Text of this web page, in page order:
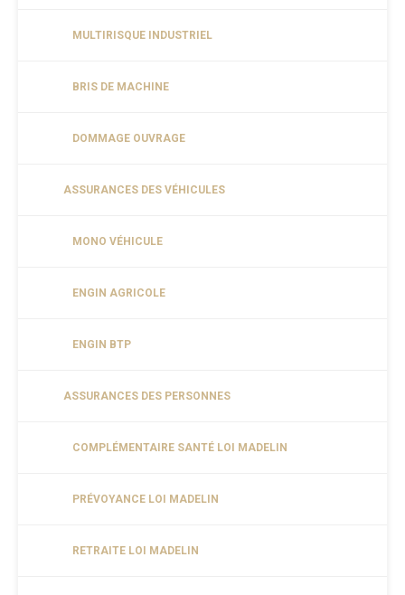
MULTIRISQUE INDUSTRIEL
BRIS DE MACHINE
DOMMAGE OUVRAGE
ASSURANCES DES VÉHICULES
MONO VÉHICULE
ENGIN AGRICOLE
ENGIN BTP
ASSURANCES DES PERSONNES
COMPLÉMENTAIRE SANTÉ LOI MADELIN
PRÉVOYANCE LOI MADELIN
RETRAITE LOI MADELIN